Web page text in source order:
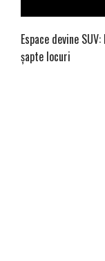
Espace devine
șapte locuri